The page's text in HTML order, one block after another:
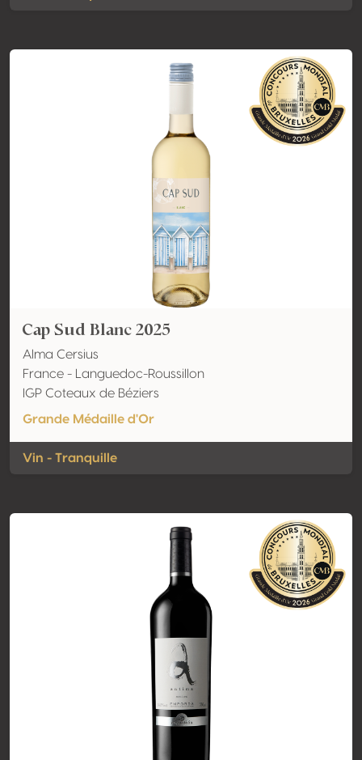
Cap Sud Blanc 2025
Alma Cersius
France - Languedoc-Roussillon
IGP Coteaux de Béziers
Grande Médaille d'Or
Vin - Tranquille